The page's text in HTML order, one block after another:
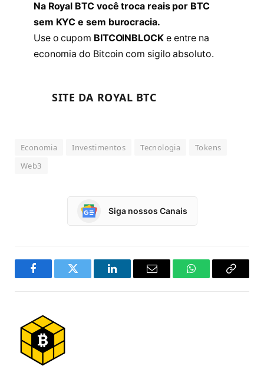
Na Royal BTC você troca reais por BTC
sem KYC e sem burocracia.
Use o cupom BITCOINBLOCKe entre na
economia do Bitcoin com sigilo absoluto.
SITE DA ROYAL BTC
Economia Investimentos Tecnologia
Tokens
Web3
Siga nossos Canais
FacebookTwitter LinkedInEmail WhatsAppCopy